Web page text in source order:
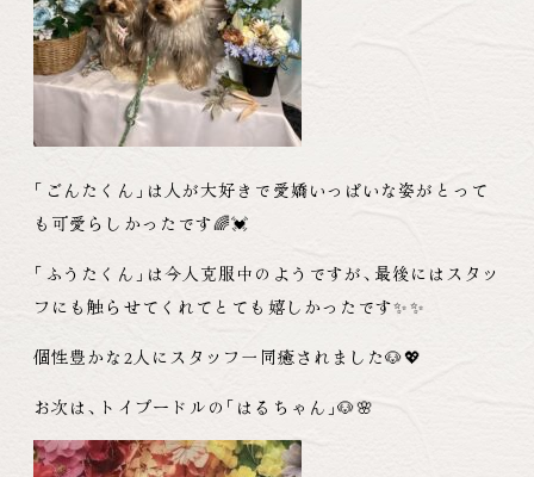
「 ごんたくん 」は人が大好きで愛嬌いっぱいな姿がとって
も可愛らしかったです🌈💓
「 ふうたくん 」は今人克服中のようですが、最後にはスタッ
フにも触らせてくれてとても嬉しかったです✨✨
個性豊かな2人にスタッフ一同癒されました🐶💖
お次は 、トイプードルの「 はるちゃん 」🐶🌸